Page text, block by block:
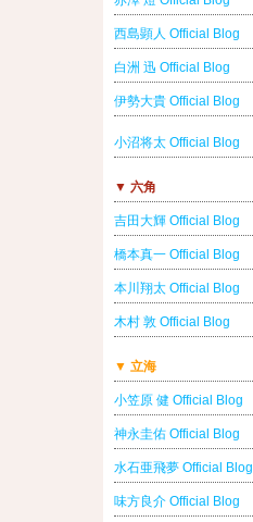
西島顕人 Official Blog
白洲 迅 Official Blog
伊勢大貴 Official Blog
小沼将太 Official Blog
▼ 六角
吉田大輝 Official Blog
橋本真一 Official Blog
本川翔太 Official Blog
木村 敦 Official Blog
▼ 立海
小笠原 健 Official Blog
神永圭佑 Official Blog
水石亜飛夢 Official Blog
味方良介 Official Blog